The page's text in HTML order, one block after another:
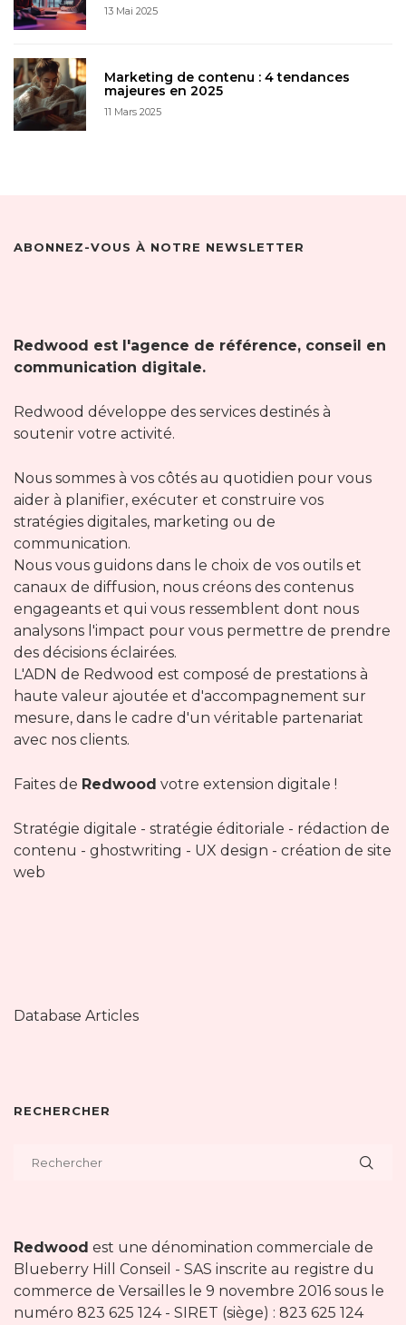
13 Mai 2025
Marketing de contenu : 4 tendances
majeures en 2025
11 Mars 2025
ABONNEZ-VOUS À NOTRE NEWSLETTER
Redwood est l'agence de référence, conseil en
communication digitale.
Redwood développe des services destinés à
soutenir votre activité.
Nous sommes à vos côtés au quotidien pour vous
aider à planifier, exécuter et construire vos
stratégies digitales, marketing ou de
communication.
Nous vous guidons dans le choix de vos outils et
canaux de diffusion, nous créons des contenus
engageants et qui vous ressemblent dont nous
analysons l'impact pour vous permettre de prendre
des décisions éclairées.
L'ADN de Redwood est composé de prestations à
haute valeur ajoutée et d'accompagnement sur
mesure, dans le cadre d'un véritable partenariat
avec nos clients.
Faites de Redwood votre extension digitale !
Stratégie digitale - stratégie éditoriale - rédaction de
contenu - ghostwriting - UX design - création de site
web
Database Articles
RECHERCHER
Redwood est une dénomination commerciale de
Blueberry Hill Conseil - SAS inscrite au registre du
commerce de Versailles le 9 novembre 2016 sous le
numéro 823 625 124 - SIRET (siège) : 823 625 124